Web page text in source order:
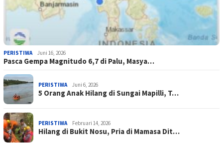
PERISTIWA Juni 16, 2026
Pasca Gempa Magnitudo 6,7 di Palu, Masya…
PERISTIWA Juni 6, 2026
5 Orang Anak Hilang di Sungai Mapilli, T…
PERISTIWA Februari 14, 2026
Hilang di Bukit Nosu, Pria di Mamasa Dit…